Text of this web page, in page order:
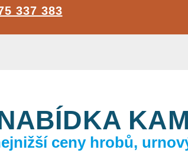
337 383
ceny hrobů,